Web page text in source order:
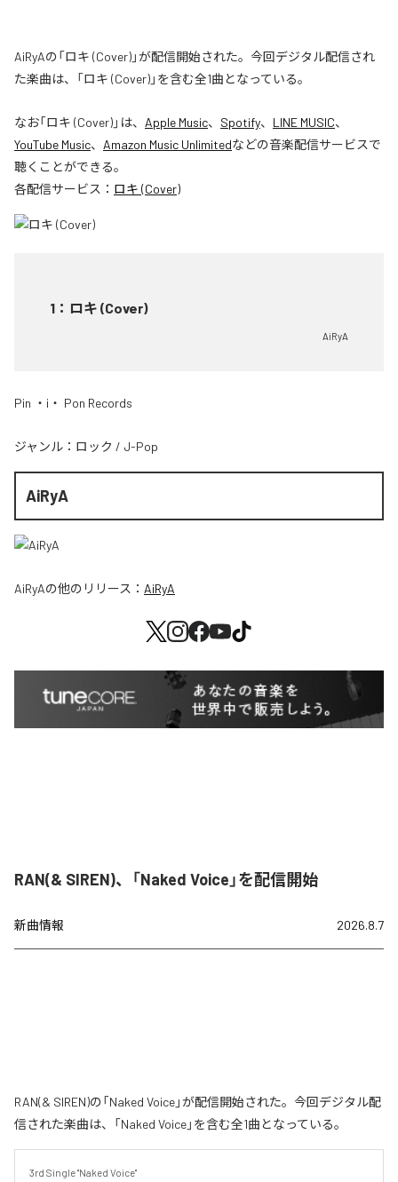
AiRyAの「ロキ (Cover)」が配信開始された。今回デジタル配信され
た楽曲は、「ロキ (Cover)」を含む全1曲となっている。
なお「ロキ (Cover)」は、 Apple Music、 Spotify、 LINE MUSIC、
YouTube Music、 Amazon Music Unlimitedなどの音楽配信サービスで
聴くことができる。
各配信サービス： ロキ (Cover)
1 ： ロキ (Cover)
AiRyA
Pin ・i・ Pon Records
ジャンル： ロック / J-Pop
AiRyA
AiRyAの他のリリース： AiRyA
RAN(& SIREN)、「Naked Voice」を配信開始
新曲情報 2026.8.7
RAN(& SIREN)の「Naked Voice」が配信開始された。今回デジタル配
信された楽曲は、「Naked Voice」を含む全1曲となっている。
3rd Single "Naked Voice"